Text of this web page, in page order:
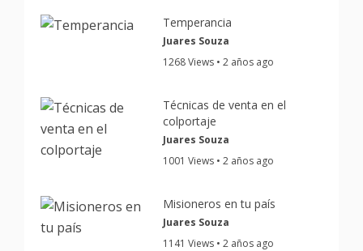
Temperancia
Juares Souza
1268 Views • 2 años ago
Técnicas de venta en el
colportaje
Juares Souza
1001 Views • 2 años ago
Misioneros en tu país
Juares Souza
1141 Views • 2 años ago